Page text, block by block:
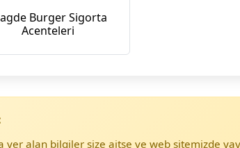
Burger Sigorta
Acenteleri
yer alan bilgiler size aitse ve web sitemizde